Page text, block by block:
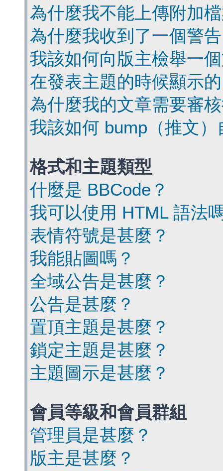
為什麼我不能上傳附加
為什麼我收到了一個警
我該如何向版主檢舉一
在發表主題的時候顯示
為什麼我的文章需要審
我該如何 bump（推文
格式和主題類型
什麼是 BBCode？
我可以使用 HTML 語法
表情符號是甚麼？
我能貼圖嗎？
全域公告是甚麼？
公告是甚麼？
置頂主題是甚麼？
鎖定主題是甚麼？
主題圖示是甚麼？
會員等級和會員群組
管理員是甚麼？
版主是甚麼？